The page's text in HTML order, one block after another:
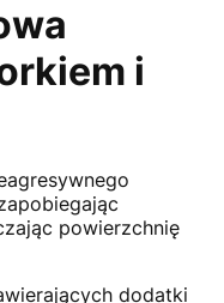
i
powierzchnię
dodatki